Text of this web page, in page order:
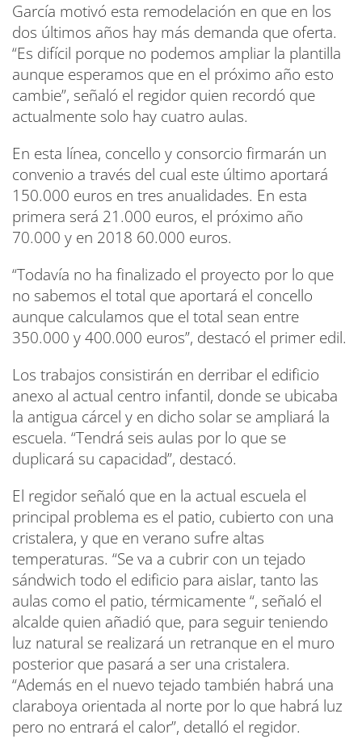
García motivó esta remodelación en que en los
dos últimos años hay más demanda que oferta.
“Es difícil porque no podemos ampliar la plantilla
aunque esperamos que en el próximo año esto
cambie”, señaló el regidor quien recordó que
actualmente solo hay cuatro aulas.
En esta línea, concello y consorcio firmarán un
convenio a través del cual este último aportará
150.000 euros en tres anualidades. En esta
primera será 21.000 euros, el próximo año
70.000 y en 2018 60.000 euros.
“Todavía no ha finalizado el proyecto por lo que
no sabemos el total que aportará el concello
aunque calculamos que el total sean entre
350.000 y 400.000 euros”, destacó el primer edil.
Los trabajos consistirán en derribar el edificio
anexo al actual centro infantil, donde se ubicaba
la antigua cárcel y en dicho solar se ampliará la
escuela. “Tendrá seis aulas por lo que se
duplicará su capacidad”, destacó.
El regidor señaló que en la actual escuela el
principal problema es el patio, cubierto con una
cristalera, y que en verano sufre altas
temperaturas. “Se va a cubrir con un tejado
sándwich todo el edificio para aislar, tanto las
aulas como el patio, térmicamente “, señaló el
alcalde quien añadió que, para seguir teniendo
luz natural se realizará un retranque en el muro
posterior que pasará a ser una cristalera.
“Además en el nuevo tejado también habrá una
claraboya orientada al norte por lo que habrá luz
pero no entrará el calor”, detalló el regidor.